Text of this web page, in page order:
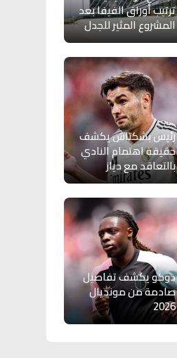
ترتيب أوراق الفيفا بعد
المشروع المثير للجدل
رئيس بشكتاش يكشف
حقيقة اهتمام النادي
بالتعاقد مع دياز
دوكو يكشف تفاصيل
صادمة من مونديال
2026